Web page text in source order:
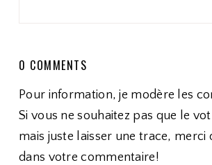
0 COMMENTS
Pour information, je modère les
Si vous ne souhaitez pas que le
mais juste laisser une trace, merci
dans votre commentaire!